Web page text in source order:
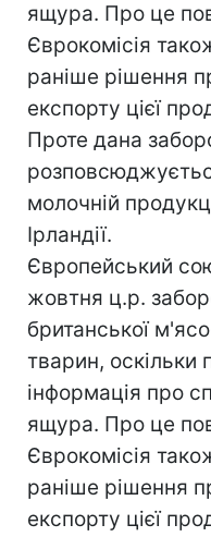
ящура. Про це
Єврокомісія
раніше рішення
експорту цієї
Проте дана
молочній
Ірландії.
Європейський
жовтня ц.р.
британської
тварин, оскільки
інформація про
ящура. Про це
Єврокомісія
раніше рішення
експорту цієї